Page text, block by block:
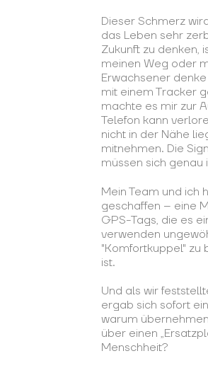
Dieser Schmerz
das Leben sehr
Zukunft zu denken,
meinen Weg oder
Erwachsener
mit einem Tracker
machte es mir zur
Telefon kann
nicht in der Nähe
mitnehmen. Die
müssen sich genau
Mein Team und ich
geschaffen – eine
GPS-Tags, die es
verwenden
"Komfortkuppel" zu
ist.
Und als wir
ergab sich sofort
warum
über einen
Menschheit?